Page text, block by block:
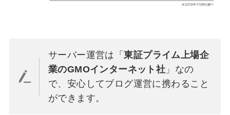
サーバー運営は「東証プライム上場企
業のGMOインターネット社 」なの
で、安心してブログ運営に携わること
ができます。